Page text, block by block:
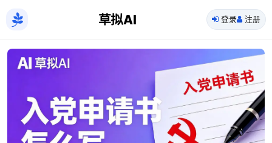
草拟AI 登录 注册